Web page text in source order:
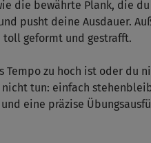
die bewährte Plank, die
pusht deine Ausdauer.
geformt und gestrafft.
Tempo zu hoch ist oder du
tun: einfach
eine präzise